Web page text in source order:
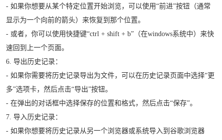
- 如果你想要从某个特定位置开始浏览，可以使用“前进”按钮（通常
显示为一个向前的箭头）来恢复到那个位置。
- 或者，你可以使用快捷键“ctrl + shift + b”（在windows系统中）来快
速回到上一个页面。
6. 导出历史记录：
- 如果你需要将历史记录导出为文件，可以在历史记录页面中选择“更
多”选项卡，然后点击“导出”按钮。
- 在弹出的对话框中选择保存的位置和格式，然后点击“保存”。
7. 导入历史记录：
- 如果你想要将历史记录从另一个浏览器或系统导入到谷歌浏览器